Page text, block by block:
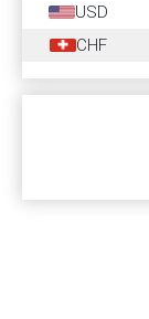
USD
CHF